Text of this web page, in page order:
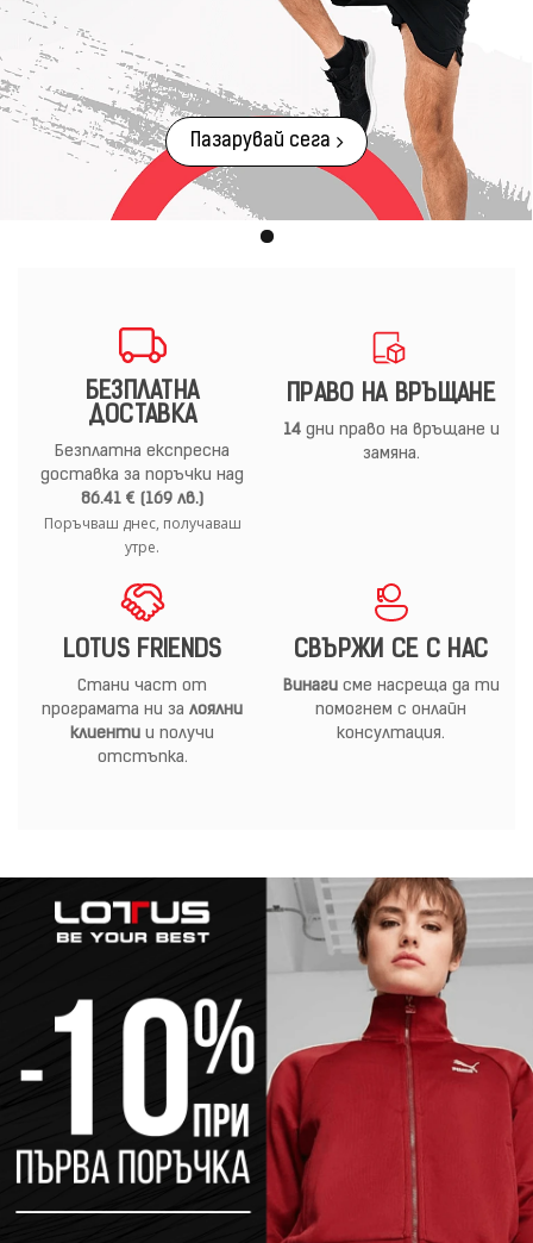
Пазарувай сега
БЕЗПЛАТНА
ДОСТАВКА
Безплатна експресна
доставка за поръчки над
86.41 € (169 лв.)
Поръчваш днес, получаваш
утре.
ПРАВО НА ВРЪЩАНЕ
14дни право на връщане и
замяна.
LOTUS FRIENDS
Стани част от
програмата ни за лоялни
клиенти и получи
отстъпка.
СВЪРЖИ СЕ С НАС
Винагисме насреща да ти
помогнем с онлайн
консултация.